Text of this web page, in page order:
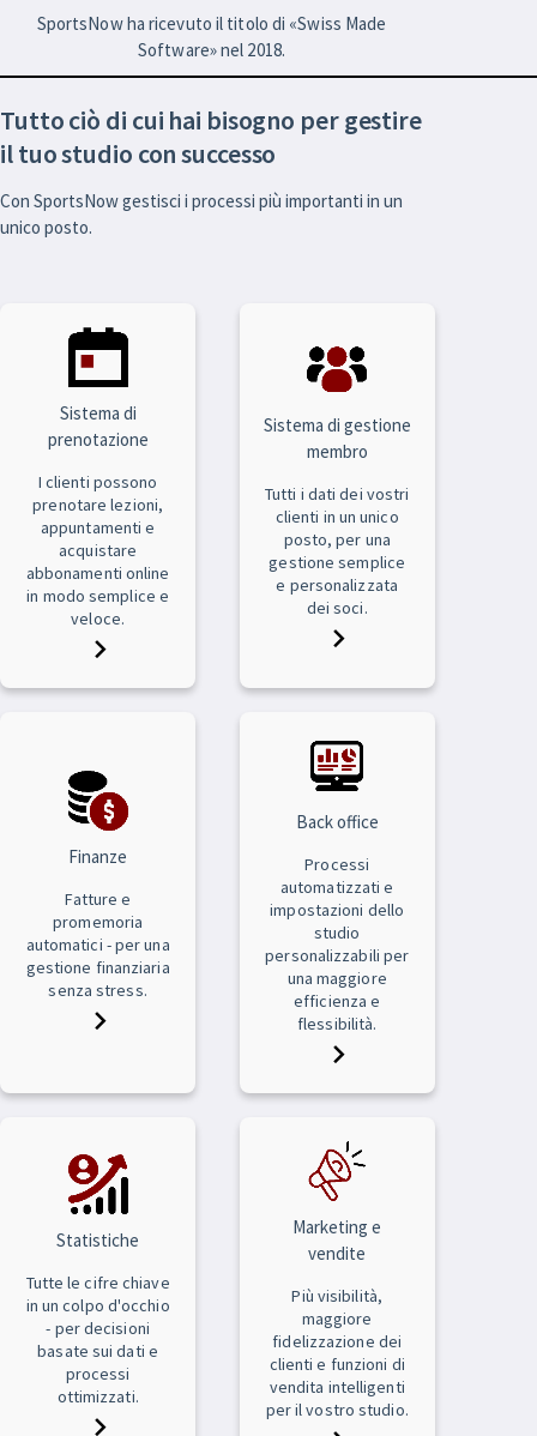
SportsNow ha ricevuto il titolo di «Swiss Made
Software» nel 2018.
Tutto ciò di cui hai bisogno per gestire
il tuo studio con successo
Con SportsNow gestisci i processi più importanti in un
unico posto.
Sistema di
prenotazione
I clienti possono
prenotare lezioni,
appuntamenti e
acquistare
abbonamenti online
in modo semplice e
veloce.
Sistema di gestione
membro
Tutti i dati dei vostri
clienti in un unico
posto, per una
gestione semplice
e personalizzata
dei soci.
Finanze
Fatture e
promemoria
automatici - per una
gestione finanziaria
senza stress.
Back office
Processi
automatizzati e
impostazioni dello
studio
personalizzabili per
una maggiore
efficienza e
flessibilità.
Statistiche
Tutte le cifre chiave
in un colpo d'occhio
- per decisioni
basate sui dati e
processi
ottimizzati.
Marketing e
vendite
Più visibilità,
maggiore
fidelizzazione dei
clienti e funzioni di
vendita intelligenti
per il vostro studio.